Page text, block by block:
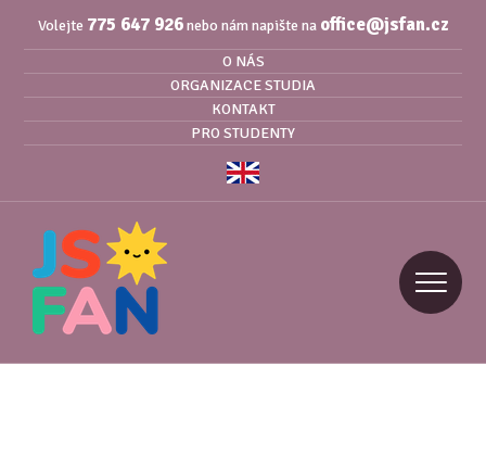
Volejte 775 647 926nebo nám napište na office@jsfan.cz
O NÁS
ORGANIZACE STUDIA
KONTAKT
PRO STUDENTY